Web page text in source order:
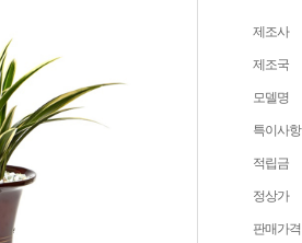
제조사
제조국
모델명
특이사항
적립금
정상가
판매가격